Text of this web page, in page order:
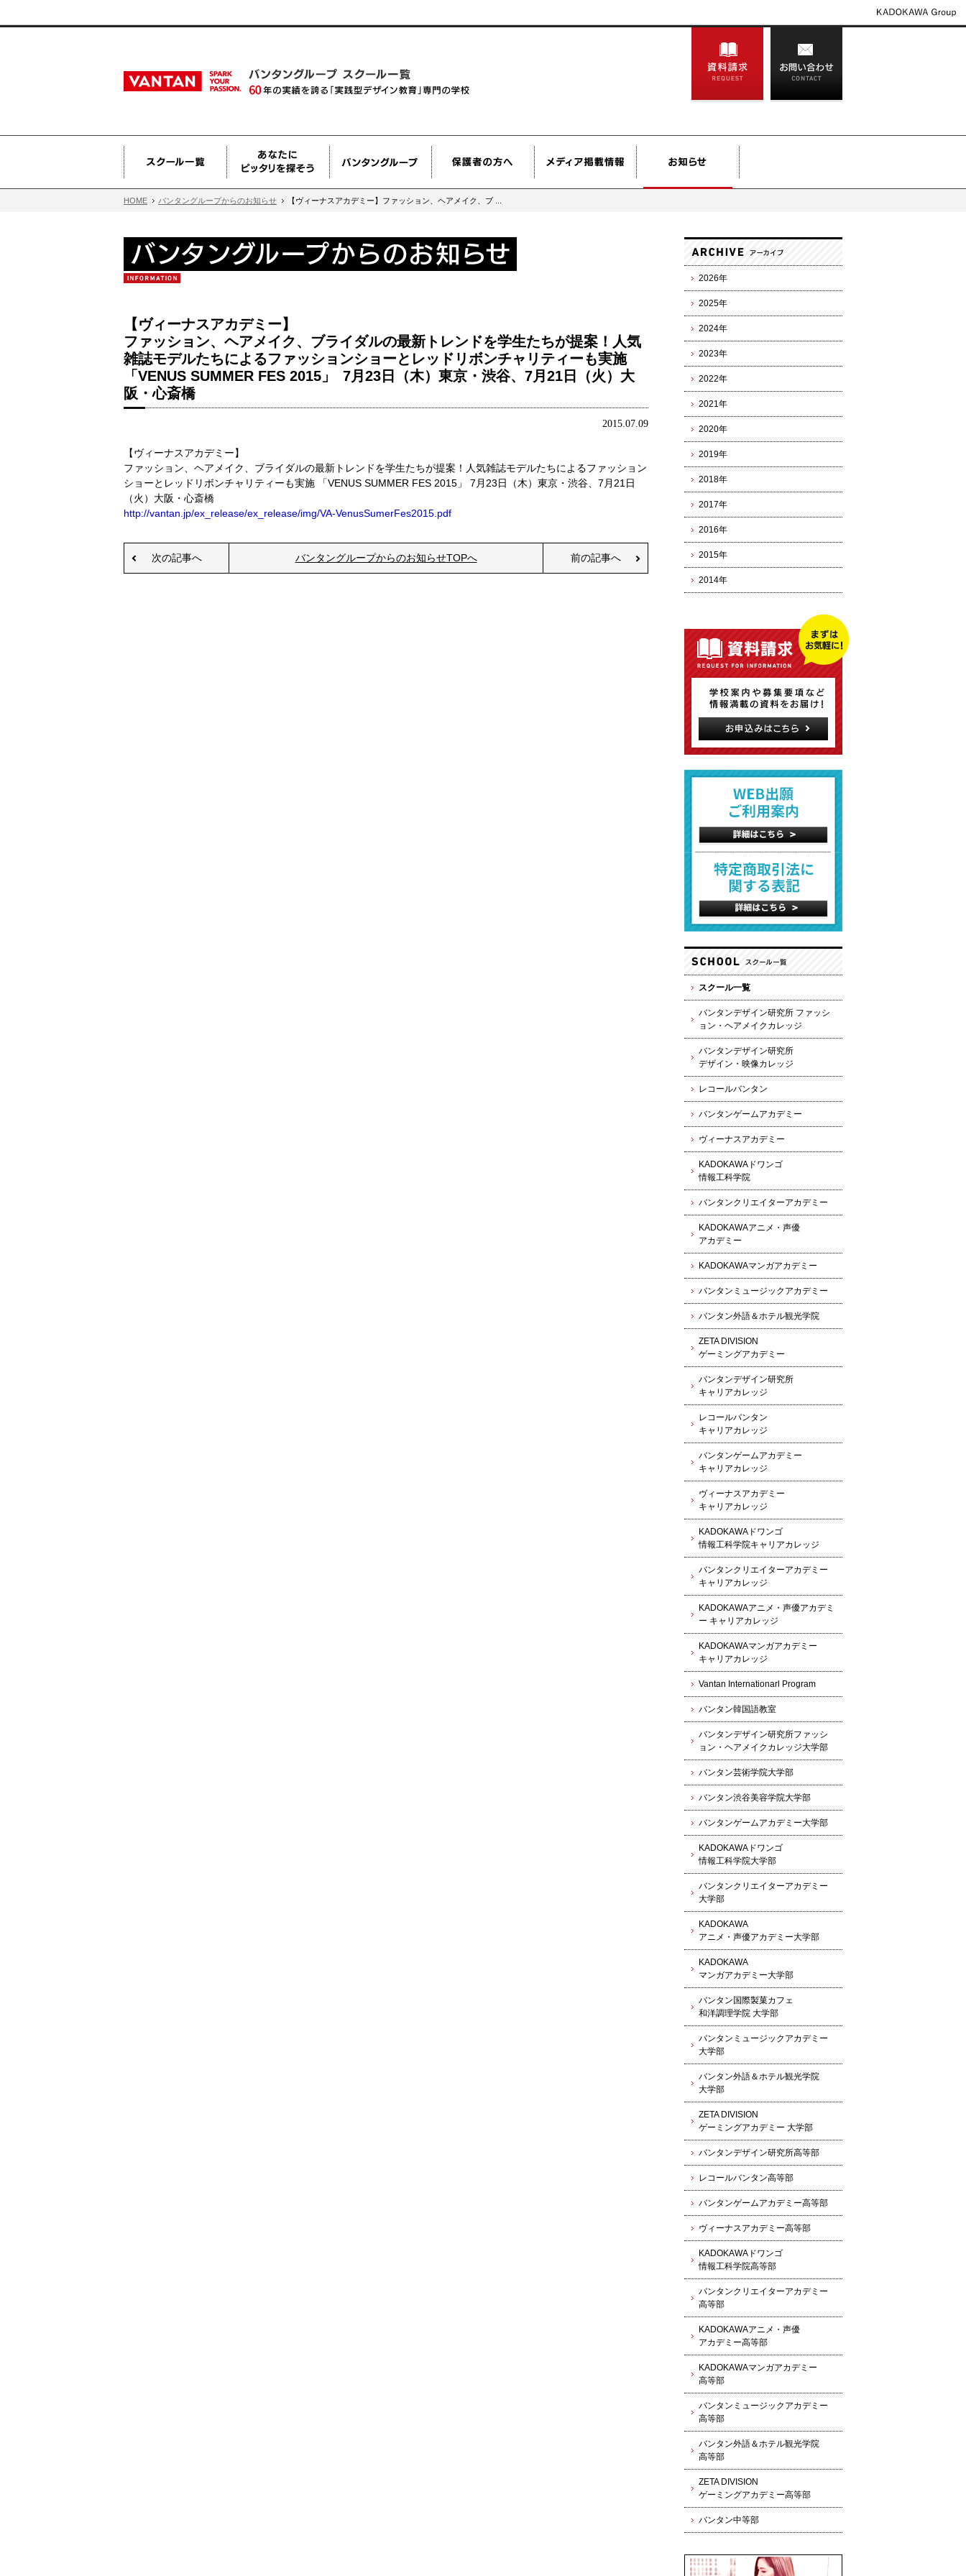
HOME バンタングループからのお知らせ 【ヴィーナスアカデミー】ファッション、ヘアメイク、ブ ...
【ヴィーナスアカデミー】
ファッション、ヘアメイク、ブライダルの最新トレンドを学生たちが提案！人気
雑誌モデルたちによるファッションショーとレッドリボンチャリティーも実施
「VENUS SUMMER FES 2015」 7月23日（木）東京・渋谷、7月21日（火）大
阪・心斎橋
2015.07.09
【ヴィーナスアカデミー】
ファッション、ヘアメイク、ブライダルの最新トレンドを学生たちが提案！人気雑誌モデルたちによるファッション
ショーとレッドリボンチャリティーも実施 「VENUS SUMMER FES 2015」 7月23日（木）東京・渋谷、7月21日
（火）大阪・心斎橋
http://vantan.jp/ex_release/ex_release/img/VA-VenusSumerFes2015.pdf
次の記事へ バンタングループからのお知らせTOPへ 前の記事へ
2026年
2025年
2024年
2023年
2022年
2021年
2020年
2019年
2018年
2017年
2016年
2015年
2014年
スクール一覧
バンタンデザイン研究所 ファッシ
ョン・ヘアメイクカレッジ
バンタンデザイン研究所
デザイン・映像カレッジ
レコールバンタン
バンタンゲームアカデミー
ヴィーナスアカデミー
KADOKAWAドワンゴ
情報工科学院
バンタンクリエイターアカデミー
KADOKAWAアニメ・声優
アカデミー
KADOKAWAマンガアカデミー
バンタンミュージックアカデミー
バンタン外語＆ホテル観光学院
ZETA DIVISION
ゲーミングアカデミー
バンタンデザイン研究所
キャリアカレッジ
レコールバンタン
キャリアカレッジ
バンタンゲームアカデミー
キャリアカレッジ
ヴィーナスアカデミー
キャリアカレッジ
KADOKAWAドワンゴ
情報工科学院キャリアカレッジ
バンタンクリエイターアカデミー
キャリアカレッジ
KADOKAWAアニメ・声優アカデミ
ー キャリアカレッジ
KADOKAWAマンガアカデミー
キャリアカレッジ
Vantan Internationarl Program
バンタン韓国語教室
バンタンデザイン研究所ファッシ
ョン・ヘアメイクカレッジ大学部
バンタン芸術学院大学部
バンタン渋谷美容学院大学部
バンタンゲームアカデミー大学部
KADOKAWAドワンゴ
情報工科学院大学部
バンタンクリエイターアカデミー
大学部
KADOKAWA
アニメ・声優アカデミー大学部
KADOKAWA
マンガアカデミー大学部
バンタン国際製菓カフェ
和洋調理学院 大学部
バンタンミュージックアカデミー
大学部
バンタン外語＆ホテル観光学院
大学部
ZETA DIVISION
ゲーミングアカデミー 大学部
バンタンデザイン研究所高等部
レコールバンタン高等部
バンタンゲームアカデミー高等部
ヴィーナスアカデミー高等部
KADOKAWAドワンゴ
情報工科学院高等部
バンタンクリエイターアカデミー
高等部
KADOKAWAアニメ・声優
アカデミー高等部
KADOKAWAマンガアカデミー
高等部
バンタンミュージックアカデミー
高等部
バンタン外語＆ホテル観光学院
高等部
ZETA DIVISION
ゲーミングアカデミー高等部
バンタン中等部